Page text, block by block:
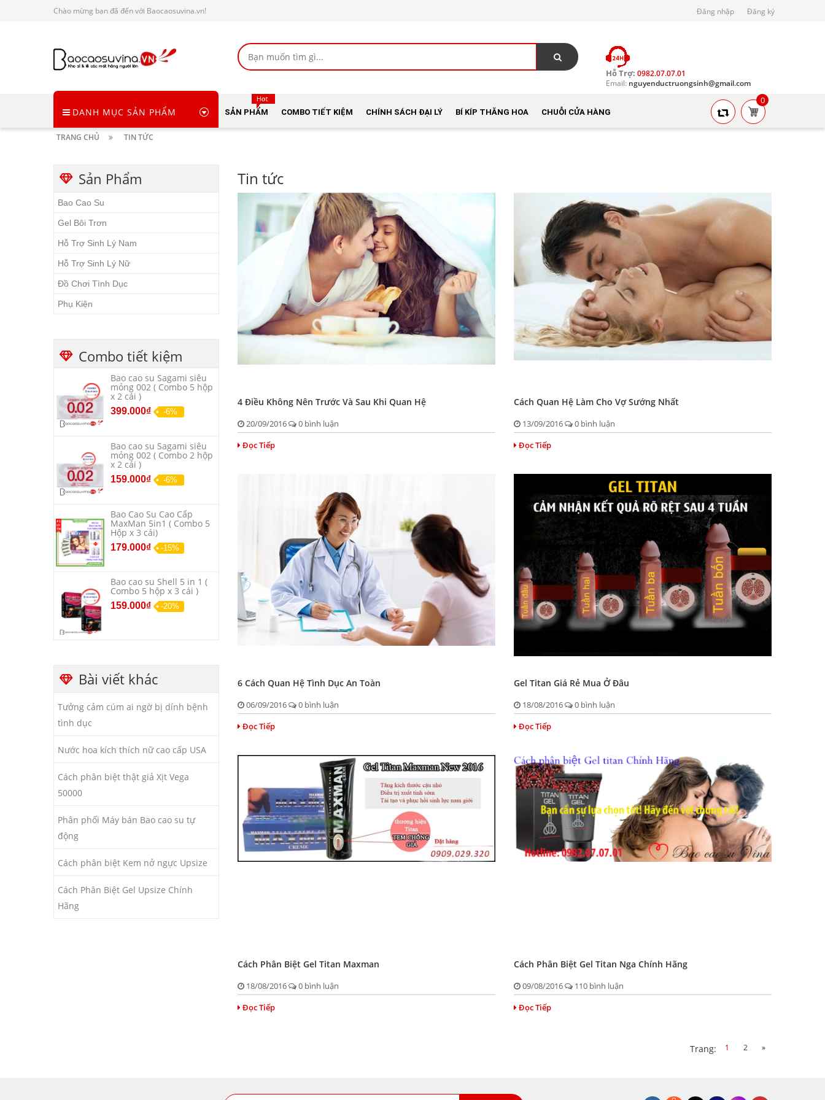
Chào mừng bạn đã đến với Baocaosuvina.vn! Đăng nhập Đăng ký
Hỗ Trợ: 0982.07.07.01
Email: nguyenductruongsinh@gmail.com
DANH MỤC SẢN PHẨM SẢN PHẨM COMBO TIẾT KIỆM CHÍNH SÁCH ĐẠI LÝ BÍ KÍP THĂNG HOA CHUỖI CỬA HÀNG
0
TRANG CHỦ TIN TỨC
Sản Phẩm
Bao Cao Su
Gel Bôi Trơn
Hỗ Trợ Sinh Lý Nam
Hỗ Trợ Sinh Lý Nữ
Đồ Chơi Tình Dục
Phụ Kiện
Combo tiết kiệm
Bao cao su Sagami siêu
mỏng 002 ( Combo 5 hộp
x 2 cái )
399.000₫ -6%
Bao cao su Sagami siêu
mỏng 002 ( Combo 2 hộp
x 2 cái )
159.000₫ -6%
Bao Cao Su Cao Cấp
MaxMan 5in1 ( Combo 5
Hộp x 3 cái)
179.000₫ -15%
Bao cao su Shell 5 in 1 (
Combo 5 hộp x 3 cái )
159.000₫ -20%
Bài viết khác
Tưởng cảm cúm ai ngờ bị dính bệnh
tình dục
Nước hoa kích thích nữ cao cấp USA
Cách phân biệt thật giả Xịt Vega
50000
Phân phối Máy bán Bao cao su tự
động
Cách phân biệt Kem nở ngực Upsize
Cách Phân Biệt Gel Upsize Chính
Hãng
Tin tức
4 Điều Không Nên Trước Và Sau Khi Quan Hệ
20/09/2016
0 bình luận
Đọc Tiếp
Cách Quan Hệ Làm Cho Vợ Sướng Nhất
13/09/2016
0 bình luận
Đọc Tiếp
6 Cách Quan Hệ Tình Dục An Toàn
06/09/2016
0 bình luận
Đọc Tiếp
Gel Titan Giá Rẻ Mua Ở Đâu
18/08/2016
0 bình luận
Đọc Tiếp
Cách Phân Biệt Gel Titan Maxman
18/08/2016
0 bình luận
Đọc Tiếp
Cách Phân Biệt Gel Titan Nga Chính Hãng
09/08/2016
110 bình luận
Đọc Tiếp
Trang: 1 2 »